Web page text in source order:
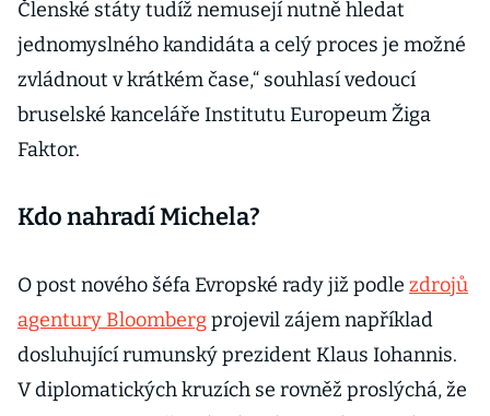
Členské státy tudíž nemusejí nutně hledat
jednomyslného kandidáta a celý proces je možné
zvládnout v krátkém čase,“ souhlasí vedoucí
bruselské kanceláře Institutu Europeum Žiga
Faktor.
Kdo nahradí Michela?
O post nového šéfa Evropské rady již podle zdrojů
agentury Bloombergprojevil zájem například
dosluhující rumunský prezident Klaus Iohannis.
V diplomatických kruzích se rovněž proslýchá, že